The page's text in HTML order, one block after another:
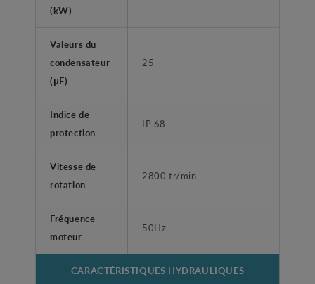
(kW)
Valeurs du
condensateur
(μF)
25
Indice de
protection
IP 68
Vitesse de
rotation
2800 tr/min
Fréquence
moteur
50Hz
CARACTÉRISTIQUES HYDRAULIQUES